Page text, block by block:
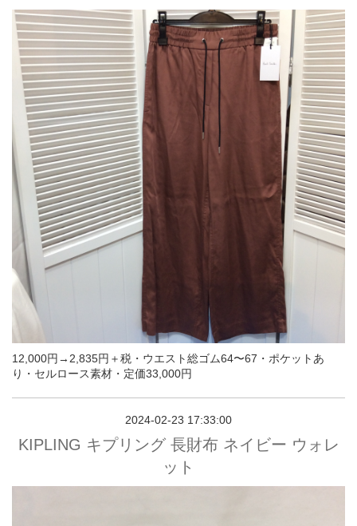
12,000円→2,835円＋税・ウエスト総ゴム64〜67・ポケットあ
り・セルロース素材・定価33,000円
2024-02-23 17:33:00
KIPLING キプリング 長財布 ネイビー ウォレ
ット